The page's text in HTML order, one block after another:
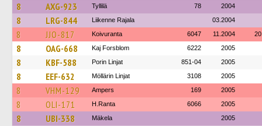
8 AXG-923 Tyllilä 78 2004
8 LRG-844 Liikenne Rajala 03.2004
8 JJO-817 Koivuranta 6047 11.2004
8 OAG-668 Kaj Forsblom 6222 2005
8 KBF-588 Porin Linjat 851-04 2005
8 EEF-632 Möllärin Linjat 3108 2005
8 VHM-129 Ampers 169 2005
8 OLI-171 H.Ranta 6066 2005
8 UBI-338 Mäkela 2005